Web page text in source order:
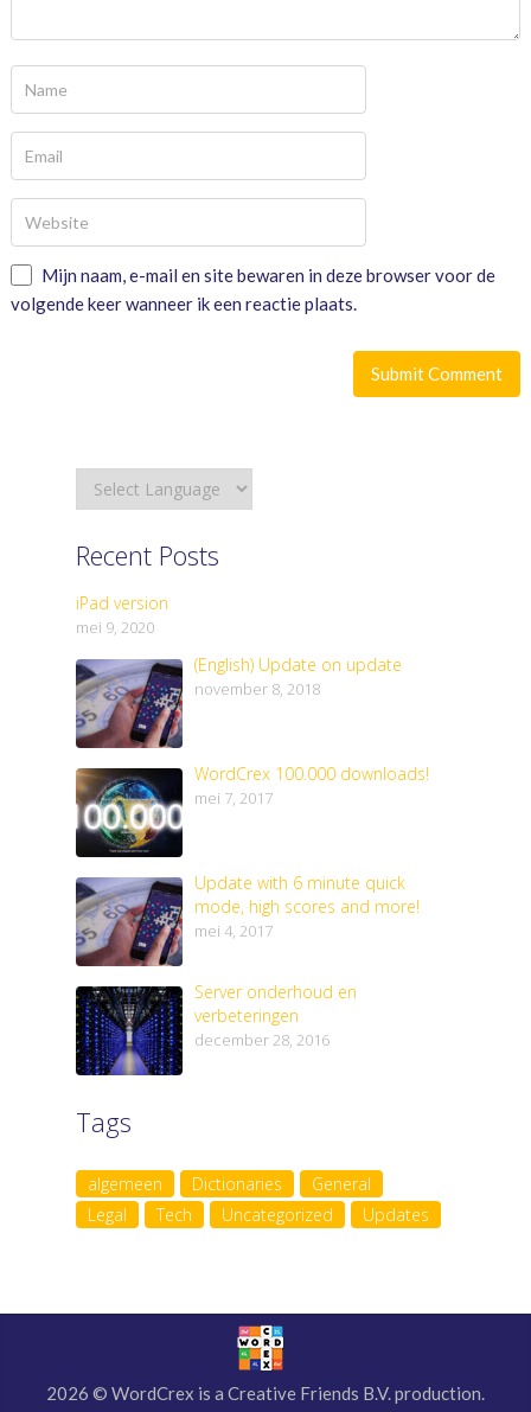
Mijn naam, e-mail en site bewaren in deze browser voor de
volgende keer wanneer ik een reactie plaats.
Recent Posts
iPad version
mei 9, 2020
(English) Update on update
november 8, 2018
WordCrex 100.000 downloads!
mei 7, 2017
Update with 6 minute quick
mode, high scores and more!
mei 4, 2017
Server onderhoud en
verbeteringen
december 28, 2016
Tags
algemeen Dictionaries
General
Legal
Tech Uncategorized Updates
2026 © WordCrex is a Creative Friends B.V. production.